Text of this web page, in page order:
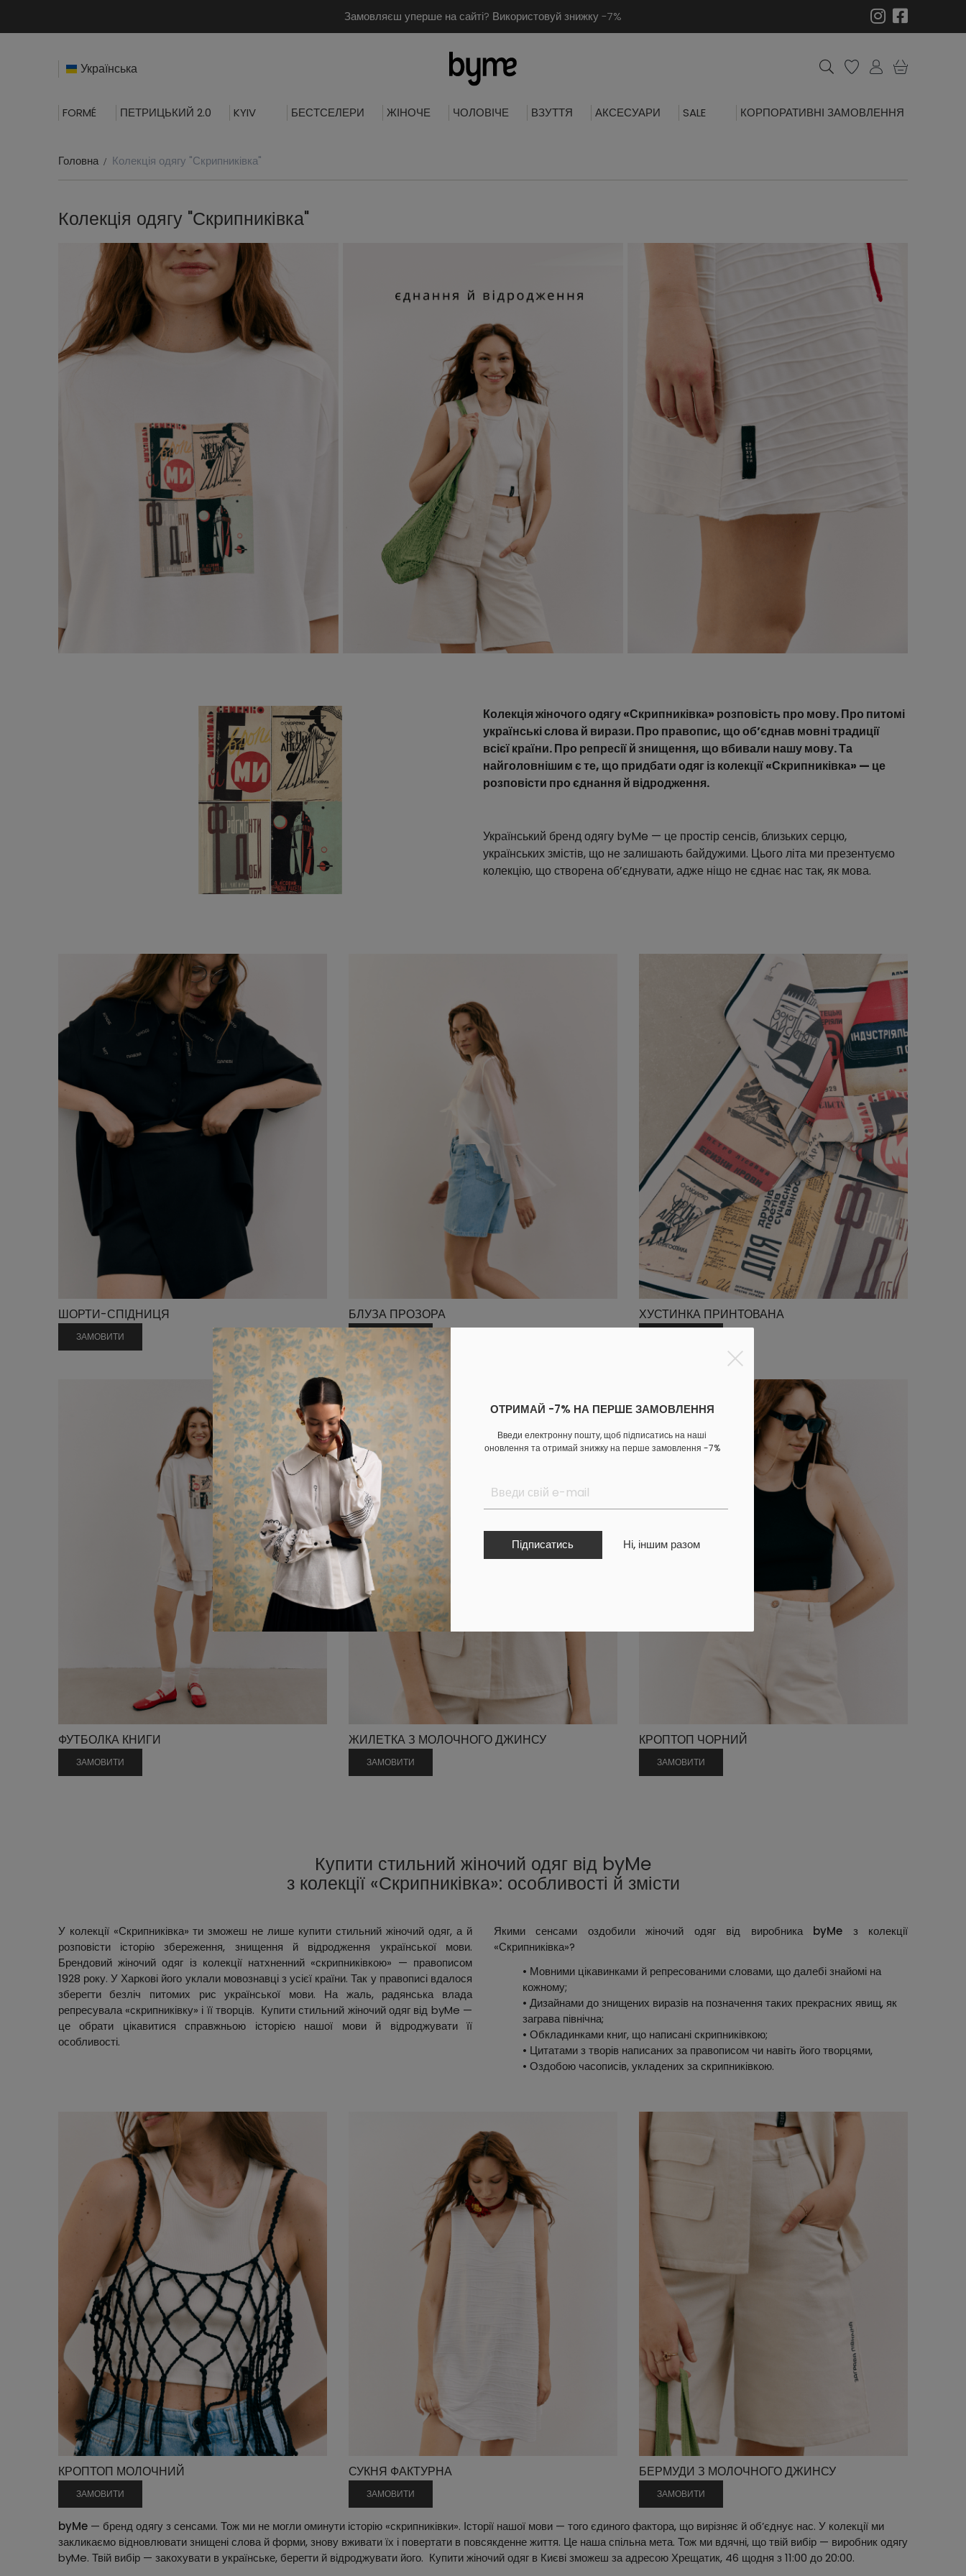
Замовляєш уперше на сайті? Використовуй знижку -7%
Українська
FORMÉ ПЕТРИЦЬКИЙ 2.0 KYIV БЕСТСЕЛЕРИ ЖІНОЧЕ ЧОЛОВІЧЕ ВЗУТТЯ АКСЕСУАРИ SALE КОРПОРАТИВНІ ЗАМОВЛЕННЯ
ОТРИМАЙ -7% НА ПЕРШЕ ЗАМОВЛЕННЯ
Введи електронну пошту, щоб підписатись на наші
оновлення та отримай знижку на перше замовлення -7%
Підписатись Ні, іншим разом
Головна Колекція одягу "Скрипниківка"
Колекція одягу "Скрипниківка"
Колекція жіночого одягу «Скрипниківка» розповість про мову. Про питомі
українські слова й вирази. Про правопис, що об’єднав мовні традиції
всієї країни. Про репресії й знищення, що вбивали нашу мову. Та
найголовнішим є те, що придбати одяг із колекції «Скрипниківка» — це
розповісти про єднання й відродження.
Український бренд одягу byMe — це простір сенсів, близьких серцю,
українських змістів, що не залишають байдужими. Цього літа ми презентуємо
колекцію, що створена об’єднувати, адже ніщо не єднає нас так, як мова.
ШОРТИ-СПІДНИЦЯ
ЗАМОВИТИ
БЛУЗА ПРОЗОРА
ЗАМОВИТИ
ХУСТИНКА ПРИНТОВАНА
ФУТБОЛКА КНИГИ
ЗАМОВИТИ
ЖИЛЕТКА З МОЛОЧНОГО ДЖИНСУ
ЗАМОВИТИ
КРОПТОП ЧОРНИЙ
ЗАМОВИТИ
Купити стильний жіночий одяг від byMe
з колекції «Скрипниківка»: особливості й змісти
У колекції «Скрипниківка» ти зможеш не лише купити стильний жіночий одяг, а й
розповісти історію збереження, знищення й відродження української мови.
Брендовий жіночий одяг із колекції натхненний «скрипниківкою» — правописом
1928 року. У Харкові його уклали мовознавці з усієї країни. Так у правописі вдалося
зберегти безліч питомих рис української мови. На жаль, радянська влада
репресувала «скрипниківку» і її творців. Купити стильний жіночий одяг від byMe —
це обрати цікавитися справжньою історією нашої мови й відроджувати її
особливості.
Якими сенсами оздобили жіночий одяг від виробника byMe з колекції
«Скрипниківка»?
• Мовними цікавинками й репресованими словами, що далебі знайомі на
кожному;
• Дизайнами до знищених виразів на позначення таких прекрасних явищ, як
заграва північна;
• Обкладинками книг, що написані скрипниківкою;
• Цитатами з творів написаних за правописом чи навіть його творцями,
• Оздобою часописів, укладених за скрипниківкою.
КРОПТОП МОЛОЧНИЙ
ЗАМОВИТИ
СУКНЯ ФАКТУРНА
ЗАМОВИТИ
БЕРМУДИ З МОЛОЧНОГО ДЖИНСУ
ЗАМОВИТИ
byMe— бренд одягу з сенсами. Тож ми не могли оминути історію «скрипниківки». Історії нашої мови — того єдиного фактора, що вирізняє й об’єднує нас. У колекції ми
закликаємо відновлювати знищені слова й форми, знову вживати їх і повертати в повсякденне життя. Це наша спільна мета. Тож ми вдячні, що твій вибір — виробник одягу
byMe. Твій вибір — закохувати в українське, берегти й відроджувати його. Купити жіночий одяг в Києві зможеш за адресою Хрещатик, 46 щодня з 11:00 до 20:00.